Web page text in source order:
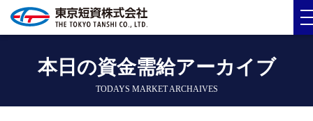
本日の資金需給アーカイブ
TODAYS MARKET ARCHAIVES